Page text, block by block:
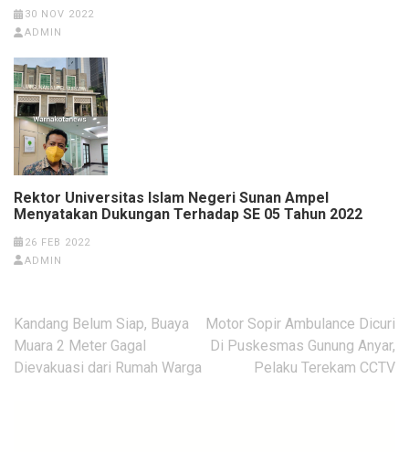
30 NOV 2022
ADMIN
Rektor Universitas Islam Negeri Sunan Ampel
Menyatakan Dukungan Terhadap SE 05 Tahun 2022
26 FEB 2022
ADMIN
Navigasi
pos
Kandang Belum Siap, Buaya
Muara 2 Meter Gagal
Dievakuasi dari Rumah Warga
Motor Sopir Ambulance Dicuri
Di Puskesmas Gunung Anyar,
Pelaku Terekam CCTV